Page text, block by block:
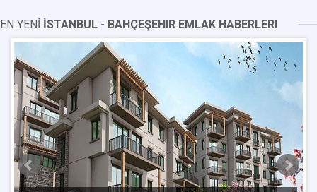
EN YENİ İSTANBUL - BAHÇEŞEHIR EMLAK HABERLERI